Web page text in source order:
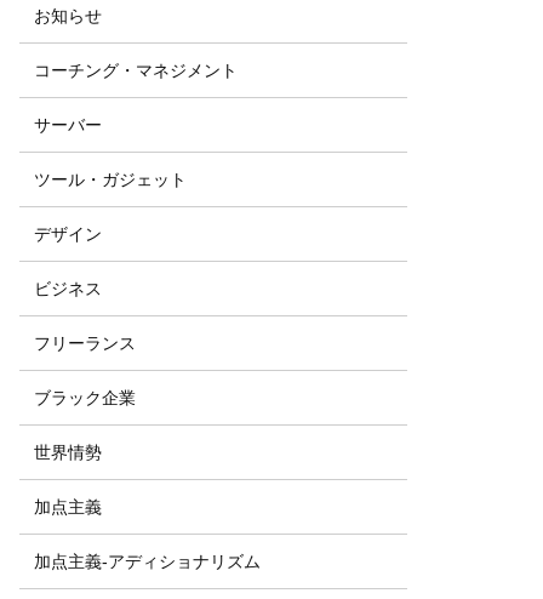
お知らせ
コーチング・マネジメント
サーバー
ツール・ガジェット
デザイン
ビジネス
フリーランス
ブラック企業
世界情勢
加点主義
加点主義-アディショナリズム